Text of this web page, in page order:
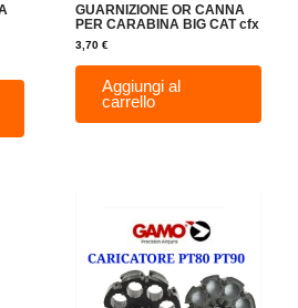
GUARNIZIONE OR CANNA
PER CARABINA BIG CAT cfx
3,70€
Aggiungi al
carrello